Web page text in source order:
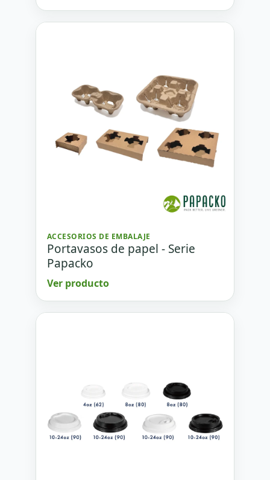
ACCESORIOS DE EMBALAJE
Portavasos de papel - Serie
Papacko
Ver producto